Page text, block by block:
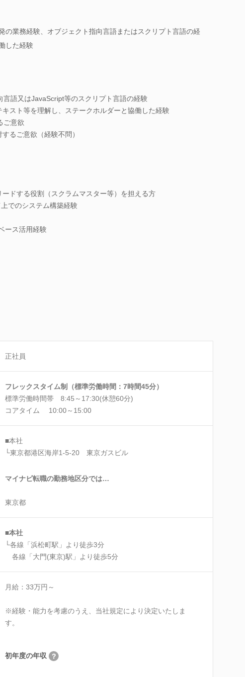
業務経験、オブジェクト指向言語またはスクリプト言語の経
した経験
語又はJavaScript等のスクリプト言語の経験
スト等を理解し、ステークホルダーと協働した経験
ご意欲
るご意欲（経験不問）
ードする役割（スクラムマスター等）を担える方
でのシステム構築経験
ース活用経験
正社員
フレックスタイム制（標準労働時間：7時間45分）
標準労働時間帯 8:45～17:30(休憩60分)
コアタイム 10:00～15:00
■本社
└東京都港区海岸1-5-20 東京ガスビル
マイナビ転職の勤務地区分では…
東京都
■本社
└各線「浜松町駅」より徒歩3分
各線「大門(東京)駅」より徒歩5分
月給：33万円～
※経験・能力を考慮のうえ、当社規定により決定いたしま
す。
初年度の年収